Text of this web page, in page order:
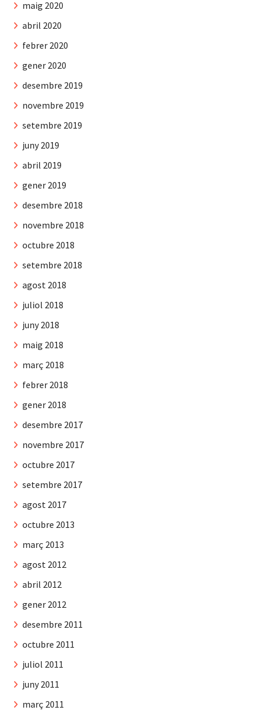
maig 2020
abril 2020
febrer 2020
gener 2020
desembre 2019
novembre 2019
setembre 2019
juny 2019
abril 2019
gener 2019
desembre 2018
novembre 2018
octubre 2018
setembre 2018
agost 2018
juliol 2018
juny 2018
maig 2018
març 2018
febrer 2018
gener 2018
desembre 2017
novembre 2017
octubre 2017
setembre 2017
agost 2017
octubre 2013
març 2013
agost 2012
abril 2012
gener 2012
desembre 2011
octubre 2011
juliol 2011
juny 2011
març 2011